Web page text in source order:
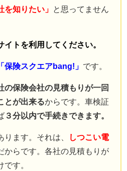
った。
行う。
々な経験を重ねることで理解した
いと願い、このサイトを立ち上げ
知りたい」 と思ってません
イトを利用してください。
「保険スクエアbang!」 です。
の保険会社の見積もりが一回
とが出来るからです。車検証
３分以内で手続きできます。
ます。それは、
しつこい電
からです。各社の見積もりが
す。